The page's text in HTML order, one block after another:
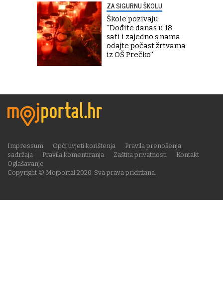
ZA SIGURNU ŠKOLU
Škole pozivaju:
''Dođite danas u 18
sati i zajedno s nama
odajte počast žrtvama
iz OŠ Prečko''
Copyright © Mojportal 2020. Sva prava pridržana.
Impressum Opći uvjeti korištenja
Pravila prenošenja
sadržaja
Pravila komentiranja Zaštita privatnosti
Kontakt
Oglašavanje